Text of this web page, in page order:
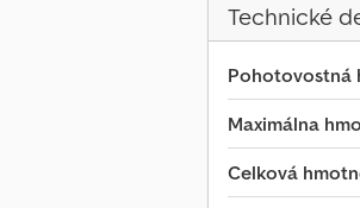
Technické
Pohotovostná
Maximálna
Celková